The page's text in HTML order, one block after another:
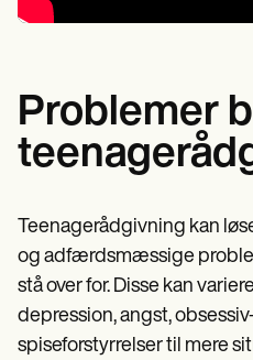
Problemer
Teenagerådgivning kan
og adfærdsmæssige
stå over for. Disse kan
depression, angst,
spiseforstyrrelser til mere